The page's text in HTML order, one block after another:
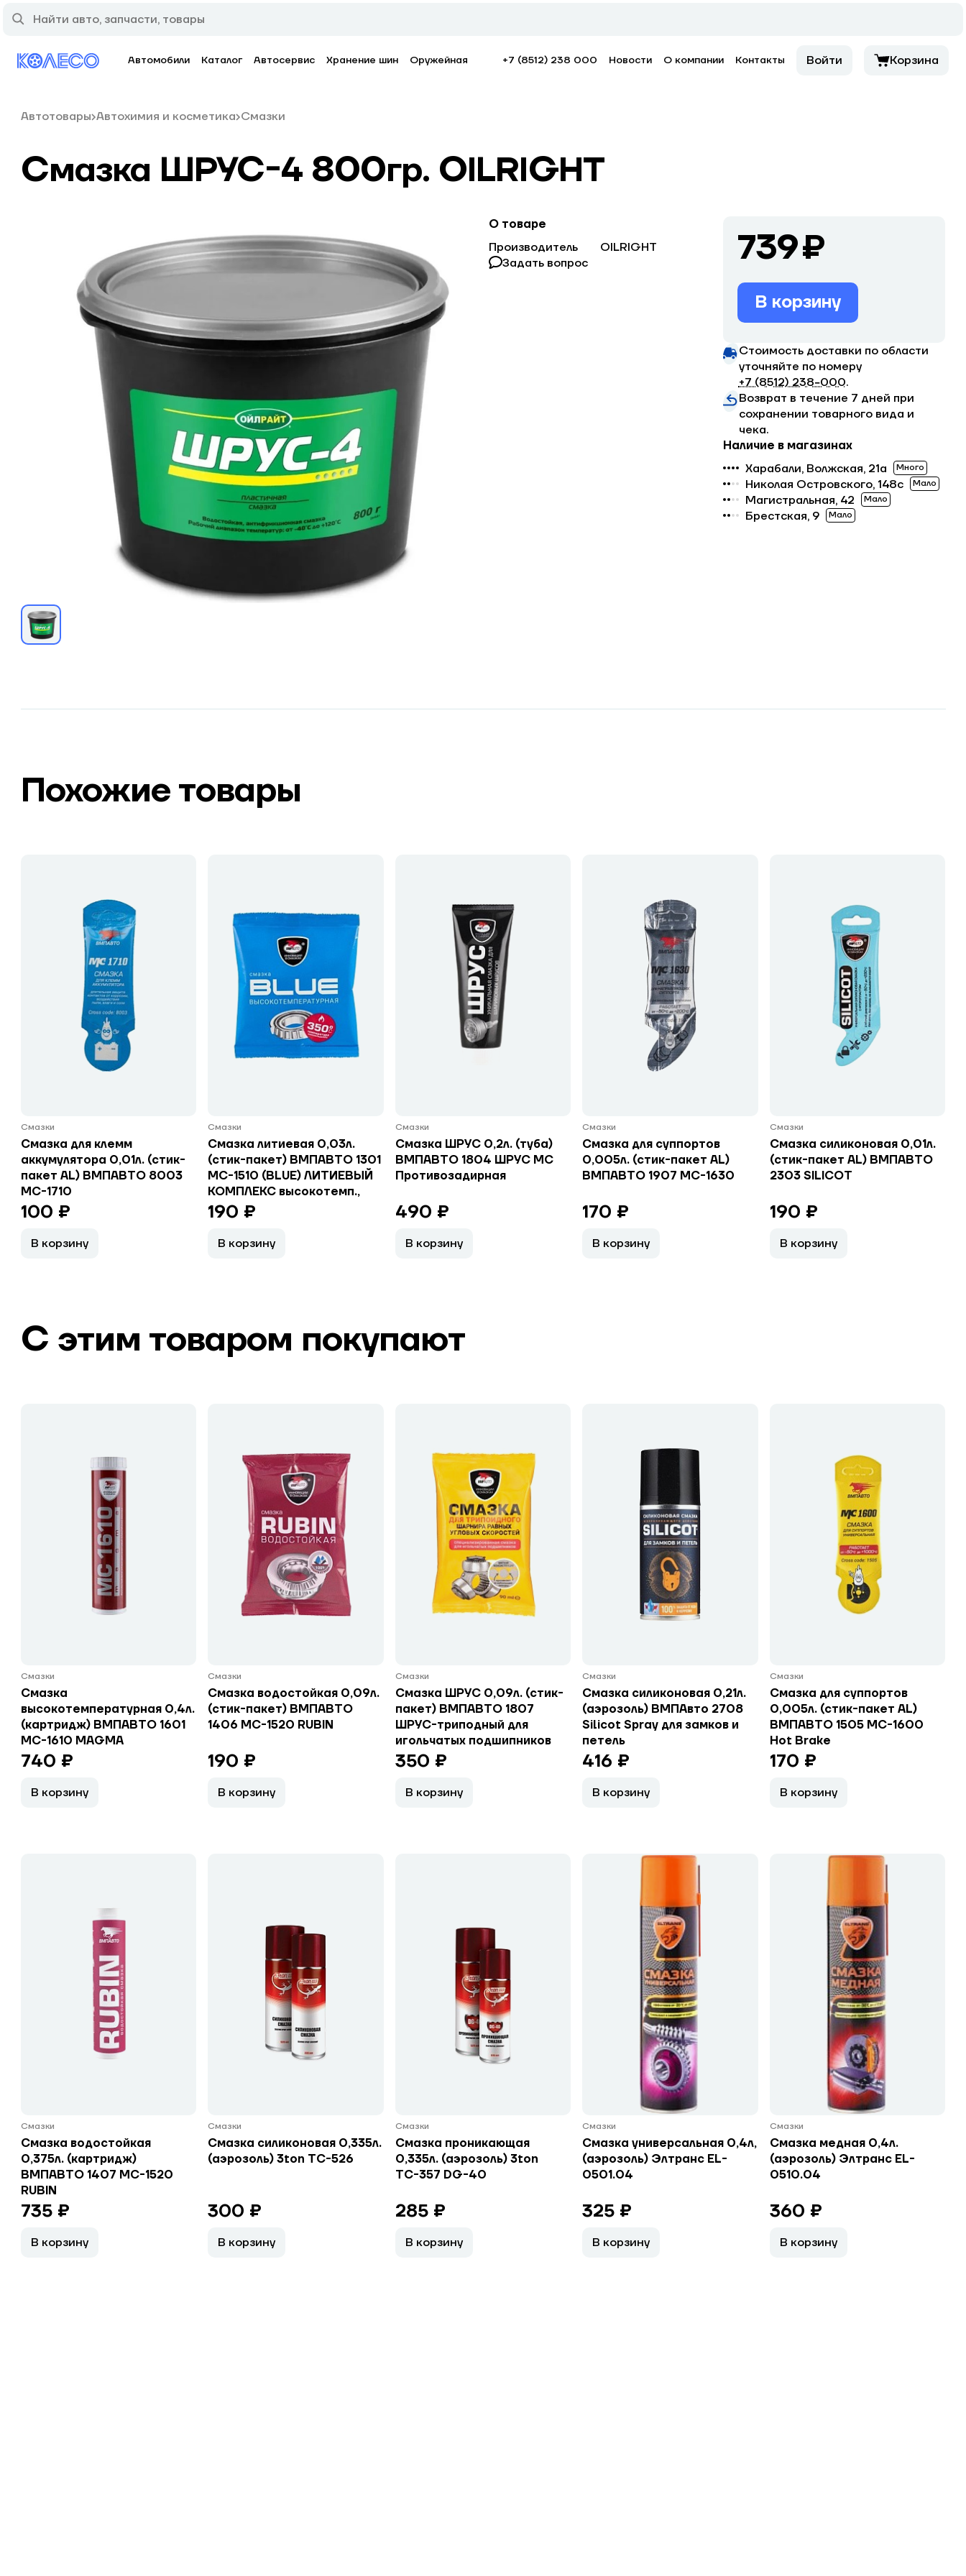
Автомобили Каталог Автосервис Хранение шин Оружейная +7 (8512) 238 000 Новости О компании Контакты Войти Корзина
Автотовары Автохимия и косметика Смазки
Смазка ШРУС-4 800гр. OILRIGHT
О товаре
Производитель
OILRIGHT
Задать вопрос
739 ₽
В корзину
Стоимость доставки по области
уточняйте по номеру
+7 (8512) 238−000.
Возврат в течение 7 дней при
сохранении товарного вида и
чека.
Наличие в магазинах
Харабали, Волжская, 21а
Много
Николая Островского, 148с Мало
Магистральная, 42 Мало
Брестская, 9 Мало
Похожие товары
Смазки
Смазка для клемм
аккумулятора 0,01л. (стик-
пакет AL) ВМПАВТО 8003
МС-1710
100 ₽
В корзину
Смазки
Смазка литиевая 0,03л.
(стик-пакет) ВМПАВТО 1301
МС-1510 (BLUE) ЛИТИЕВЫЙ
КОМПЛЕКС высокотемп.,
190 ₽
В корзину
Смазки
Смазка ШРУС 0,2л. (туба)
ВМПАВТО 1804 ШРУС МС
Противозадирная
490 ₽
В корзину
Смазки
Смазка для суппортов
0,005л. (стик-пакет AL)
ВМПАВТО 1907 МС-1630
170 ₽
В корзину
Смазки
Смазка силиконовая 0,01л.
(стик-пакет AL) ВМПАВТО
2303 SILICOT
190 ₽
В корзину
С этим товаром покупают
Смазки
Смазка
высокотемпературная 0,4л.
(картридж) ВМПАВТО 1601
МС-1610 MAGMA
740 ₽
В корзину
Смазки
Смазка водостойкая 0,09л.
(стик-пакет) ВМПАВТО
1406 МС-1520 RUBIN
190 ₽
В корзину
Смазки
Смазка ШРУС 0,09л. (стик-
пакет) ВМПАВТО 1807
ШРУС-триподный для
игольчатых подшипников
350 ₽
В корзину
Смазки
Смазка силиконовая 0,21л.
(аэрозоль) ВМПАвто 2708
Silicot Spray для замков и
петель
416 ₽
В корзину
Смазки
Смазка для суппортов
0,005л. (стик-пакет AL)
ВМПАВТО 1505 МС-1600
Hot Brake
170 ₽
В корзину
Смазки
Смазка водостойкая
0,375л. (картридж)
ВМПАВТО 1407 МС-1520
RUBIN
735 ₽
В корзину
Смазки
Смазка силиконовая 0,335л.
(аэрозоль) 3ton ТС-526
300 ₽
В корзину
Смазки
Смазка проникающая
0,335л. (аэрозоль) 3ton
ТС-357 DG-40
285 ₽
В корзину
Смазки
Смазка универсальная 0,4л,
(аэрозоль) Элтранс EL-
0501.04
325 ₽
В корзину
Смазки
Смазка медная 0,4л.
(аэрозоль) Элтранс EL-
0510.04
360 ₽
В корзину